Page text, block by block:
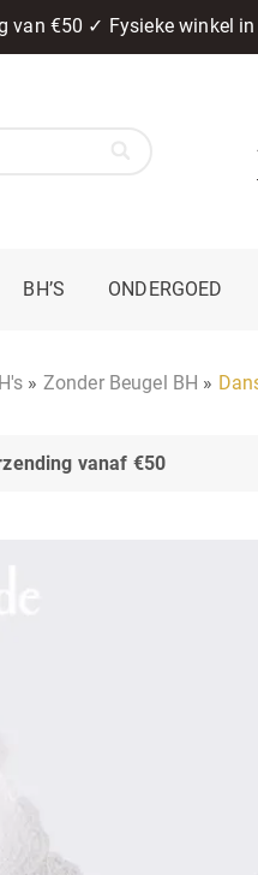
van €50 ✓ Fysieke winkel
BH’S ONDERGOED
» Zonder Beugel BH »
vanaf €50